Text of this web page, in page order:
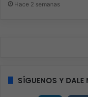
Hace 2 semanas
SÍGUENOS Y DALE